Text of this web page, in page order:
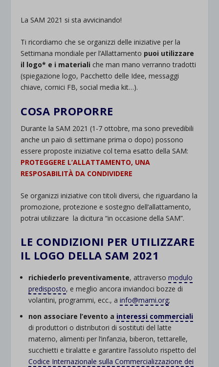
La SAM 2021 si sta avvicinando!
Ti ricordiamo che se organizzi delle iniziative per la
Settimana mondiale per l’Allattamento puoi utilizzare
il logo* e i materiali che man mano verranno tradotti
(spiegazione logo, Pacchetto delle Idee, messaggi
chiave, cornici FB, social media kit…).
COSA PROPORRE
Durante la SAM 2021 (1-7 ottobre, ma sono prevedibili
anche un paio di settimane prima o dopo) possono
essere proposte iniziative col tema esatto della SAM:
PROTEGGERE L’ALLATTAMENTO, UNA
RESPOSABILITÀ DA CONDIVIDERE
Se organizzi iniziative con titoli diversi, che riguardano la
promozione, protezione e sostegno dell’allattamento,
potrai utilizzare la dicitura “in occasione della SAM”.
LE CONDIZIONI PER UTILIZZARE
IL LOGO DELLA SAM 2021
richiederlo preventivamente, attraversomodulo
predisposto, e meglio ancora inviandoci bozze di
volantini, programmi, ecc., ainfo@mami.org;
non associare l’evento a interessi commerciali
di produttori o distributori di sostituti del latte
materno, alimenti per l’infanzia, biberon, tettarelle,
succhietti e tiralatte e garantire l’assoluto rispetto del
Codice Internazionale sulla Commercializzazione dei